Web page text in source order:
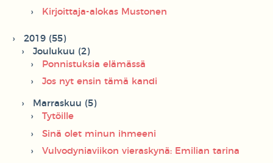
Kirjoittaja-alokas Mustonen
2019 (55)
Joulukuu (2)
Ponnistuksia elämässä
Jos nyt ensin tämä kandi
Marraskuu (5)
Tytöille
Sinä olet minun ihmeeni
Vulvodyniaviikon vieraskynä: Emilian tarina